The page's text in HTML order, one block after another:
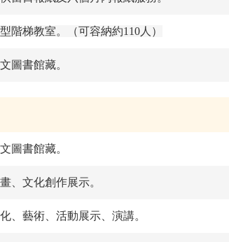
階梯教室。（可容納約110人）
圖書館藏。
圖書館藏。
、文化創作展示。
、藝術、活動展示、演講。